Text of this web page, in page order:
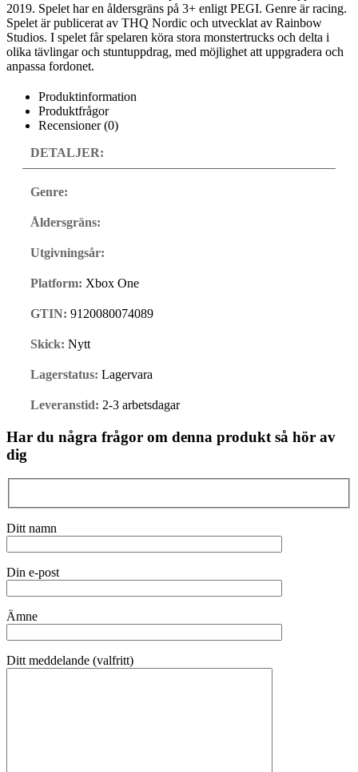
2019. Spelet har en åldersgräns på 3+ enligt PEGI. Genre är racing.
Spelet är publicerat av THQ Nordic och utvecklat av Rainbow
Studios. I spelet får spelaren köra stora monstertrucks och delta i
olika tävlingar och stuntuppdrag, med möjlighet att uppgradera och
anpassa fordonet.
Produktinformation
Produktfrågor
Recensioner (0)
DETALJER:
Genre:
Åldersgräns:
Utgivningsår:
Platform: Xbox One
GTIN: 9120080074089
Skick: Nytt
Lagerstatus: Lagervara
Leveranstid: 2-3 arbetsdagar
Har du några frågor om denna produkt så hör av
dig
Ditt namn
Din e-post
Ämne
Ditt meddelande (valfritt)